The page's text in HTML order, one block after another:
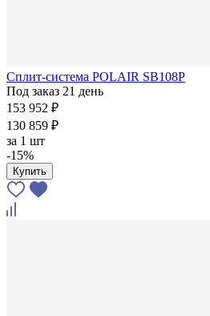
Сплит-система POLAIR SВ108P
Под заказ 21 день
153 952 ₽
130 859 ₽
за 1 шт
-15%
Купить